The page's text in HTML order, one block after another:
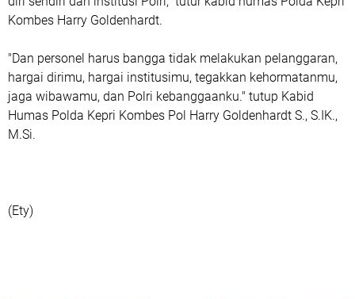
Kombes Harry Goldenhardt.
"Dan personel harus bangga tidak melakukan pelanggaran,
hargai dirimu, hargai institusimu, tegakkan kehormatanmu,
jaga wibawamu, dan Polri kebanggaanku." tutup Kabid
Humas Polda Kepri Kombes Pol Harry Goldenhardt S., S.IK.,
M.Si.
(Ety)